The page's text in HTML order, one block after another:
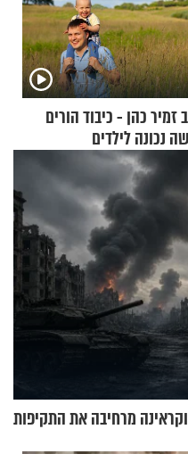
זמיר כהן - כיבוד הורים
נכונה לילדים
מרחיבה את התקיפות